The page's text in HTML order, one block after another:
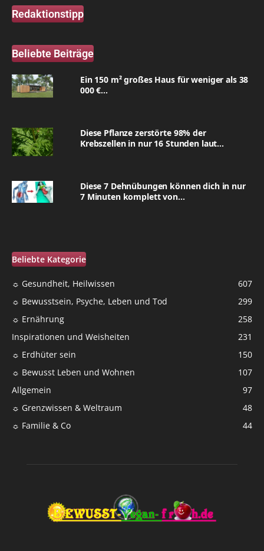
Redaktionstipp
Beliebte Beiträge
Ein 150 m² großes Haus für weniger als 38
000 €...
Diese Pflanze zerstörte 98% der
Krebszellen in nur 16 Stunden laut...
Diese 7 Dehnübungen können dich in nur
7 Minuten komplett von...
Beliebte Kategorie
☼ Gesundheit, Heilwissen
607
☼ Bewusstsein, Psyche, Leben und Tod
299
☼ Ernährung
258
Inspirationen und Weisheiten
231
☼ Erdhüter sein
150
☼ Bewusst Leben und Wohnen
107
Allgemein
97
☼ Grenzwissen & Weltraum
48
☼ Familie & Co
44